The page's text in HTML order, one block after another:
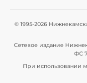
© 1995-2026
Сетевое издание
ФС
При использовании